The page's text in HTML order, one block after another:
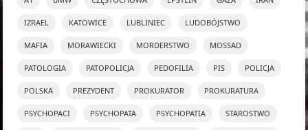
IZRAEL KATOWICE LUBLINIEC LUDOBÓJSTWO
MAFIA MORAWIECKI MORDERSTWO MOSSAD
PATOLOGIA PATOPOLICJA PEDOFILIA PIS POLICJA
POLSKA PREZYDENT PROKURATOR PROKURATURA
PSYCHOPACI PSYCHOPATA PSYCHOPATIA STAROSTWO